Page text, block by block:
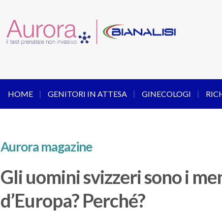
HOME GENITORI IN ATTESA GINECOLOGI
Aurora magazine
Gli uomini svizzeri sono i
d’Europa? Perché?